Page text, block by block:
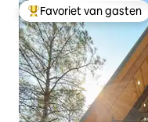
Topfavoriet van gasten
Favoriet van gasten